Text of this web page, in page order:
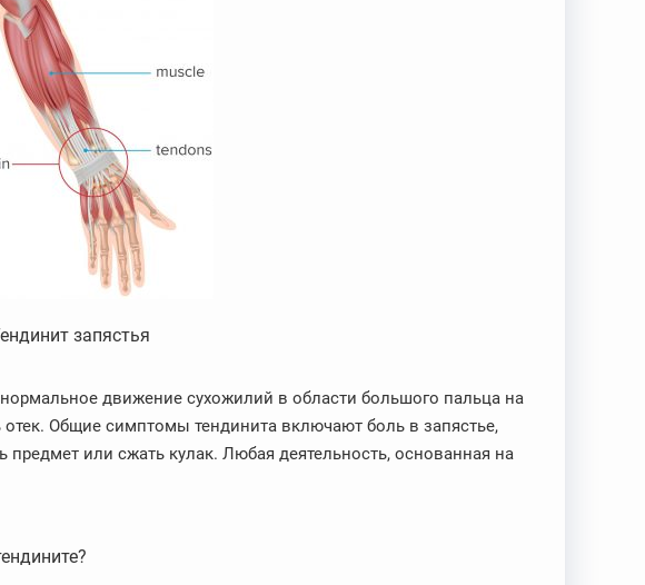
запястья
движение сухожилий в области большого пальца на
Общие симптомы тендинита включают боль в запястье,
предмет или сжать кулак. Любая деятельность, основанная на